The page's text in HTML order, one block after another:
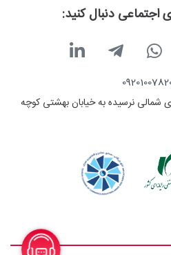
اجتماعی دنبال کنید:
شمالی نرسیده به خیابان بهشتی کوچه